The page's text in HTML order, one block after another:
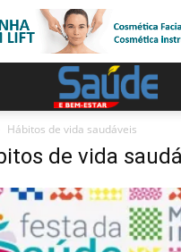
Hábitos de vida saudáveis
de vida